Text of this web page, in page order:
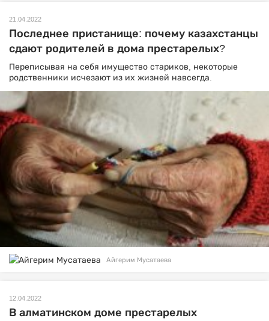
21.04.2022
Последнее пристанище: почему казахстанцы
сдают родителей в дома престарелых?
Переписывая на себя имущество стариков, некоторые
родственники исчезают из их жизней навсегда.
Айгерим Мусатаева
12.04.2022
В алматинском доме престарелых